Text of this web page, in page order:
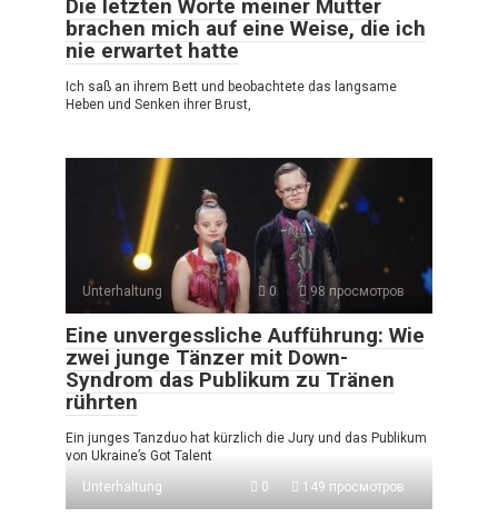
Die letzten Worte meiner Mutter
brachen mich auf eine Weise, die ich
nie erwartet hatte
Ich saß an ihrem Bett und beobachtete das langsame
Heben und Senken ihrer Brust,
Unterhaltung 0 98 просмотров
Eine unvergessliche Aufführung: Wie
zwei junge Tänzer mit Down-
Syndrom das Publikum zu Tränen
rührten
Ein junges Tanzduo hat kürzlich die Jury und das Publikum
von Ukraine’s Got Talent
Unterhaltung
0 149 просмотров